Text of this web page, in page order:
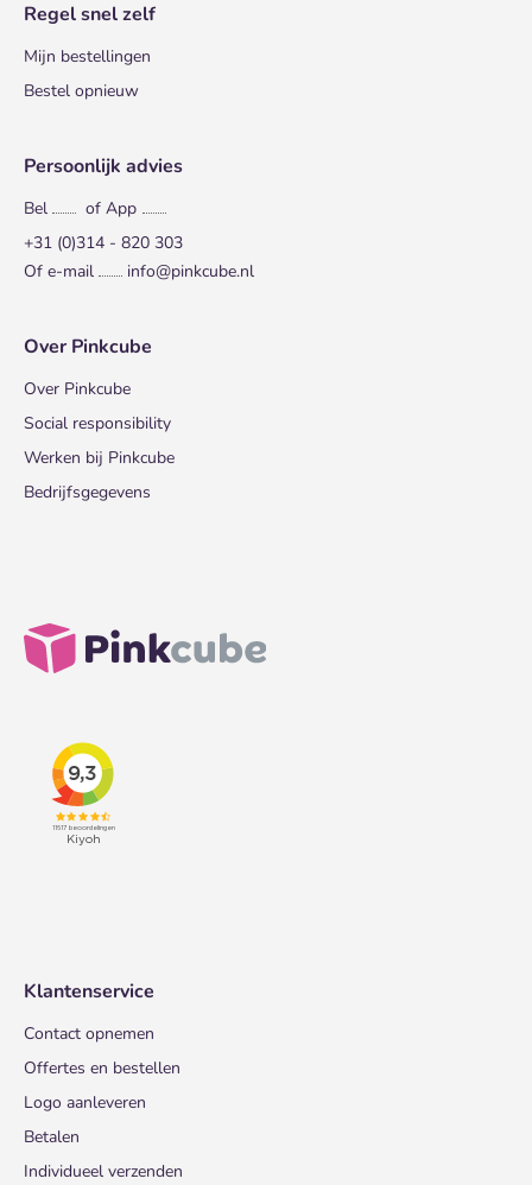
Regel snel zelf
Mijn bestellingen
Bestel opnieuw
Persoonlijk advies
Bel
of App
+31 (0)314 - 820 303
Of e-mail
info@pinkcube.nl
Over Pinkcube
Over Pinkcube
Social responsibility
Werken bij Pinkcube
Bedrijfsgegevens
Klantenservice
Contact opnemen
Offertes en bestellen
Logo aanleveren
Betalen
Individueel verzenden